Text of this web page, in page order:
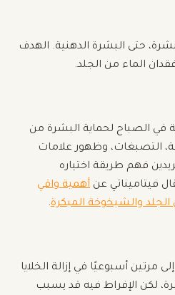
حتى البشرة الدهنية. الهدف
الماء من الجلد.
الصباح لحماية البشرة من
التصبغات، وظهور علامات
فهم طريقة اختياره
فيتاميناتي عن أهمية واقي
والشيخوخة المبكرة.
مرتين أسبوعيًا في إزالة الخلايا
لكن الإفراط فيه قد يسبب